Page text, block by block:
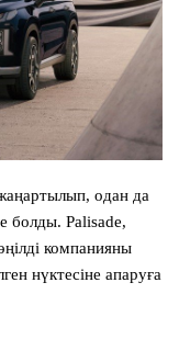
одан да
болды. Palisade,
компанияны
нүктесіне апаруға